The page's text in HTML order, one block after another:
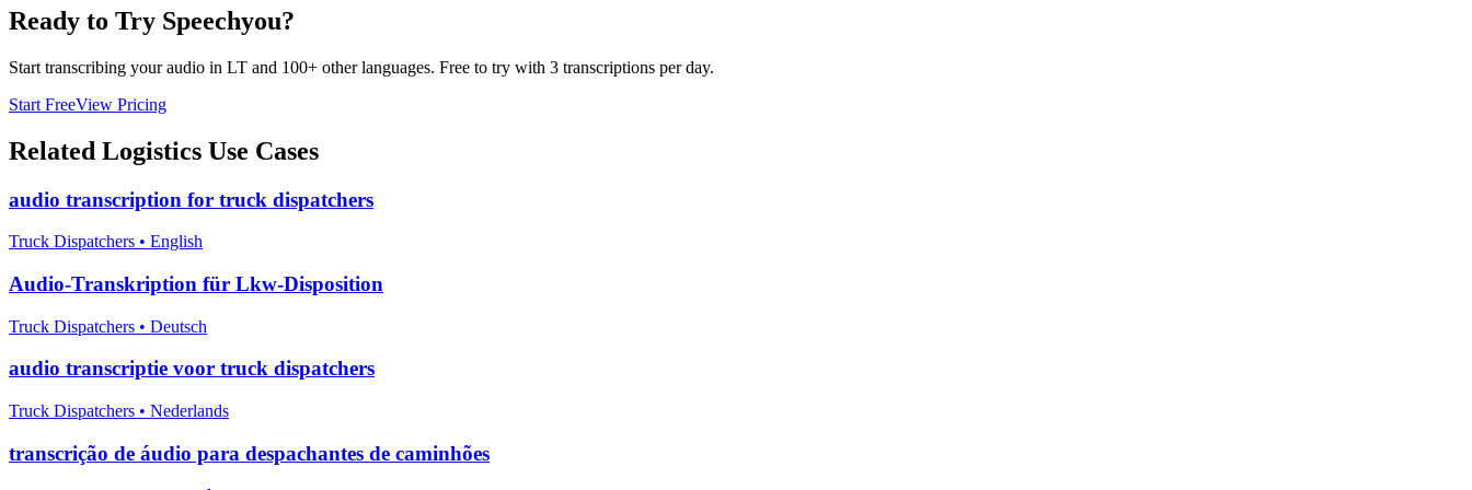
Ready to Try Speechyou?
Start transcribing your audio in LT and 100+ other languages. Free to try with 3 transcriptions per day.
Start FreeView Pricing
Related Logistics Use Cases
audio transcription for truck dispatchers
Truck Dispatchers • English
Audio-Transkription für Lkw-Disposition
Truck Dispatchers • Deutsch
audio transcriptie voor truck dispatchers
Truck Dispatchers • Nederlands
transcrição de áudio para despachantes de caminhões